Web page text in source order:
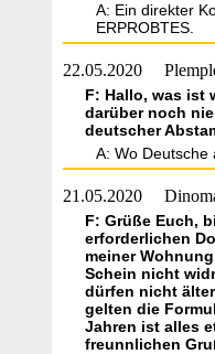
A: Ein direkter
ERPROBTES.
22.05.2020
F: Hallo, was ist
darüber noch
deutscher
A: Wo Deutsche
21.05.2020
F: Grüße Euch,
erforderlichen
meiner
Schein nicht
dürfen nicht
gelten die
Jahren ist alles
freunnlichen